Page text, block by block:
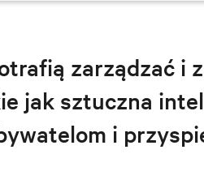
zarządzać i
jak sztuczna
i